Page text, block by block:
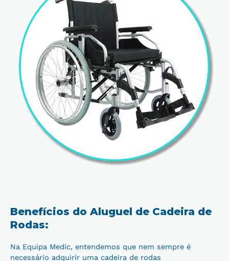
Benefícios do Aluguel de Cadeira de
Rodas:
Na Equipa Medic, entendemos que nem sempre é
necessário adquirir uma cadeira de rodas